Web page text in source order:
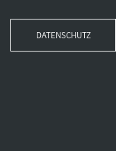
DATENSCHUTZ